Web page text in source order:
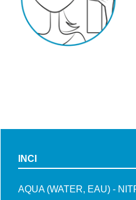
INCI
AQUA (WATER, EAU) -